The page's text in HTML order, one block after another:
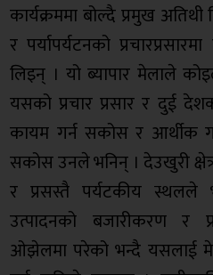
कार्यक्रममा बोल्दै प्रमुख
र पर्यापर्यटनको
लिइन् । यो ब्यापार मेलाले
यसको प्रचार प्रसार र दुई
कायम गर्न सकोस र आर्थीक
सकोस उनले भनिन् । देउखुरी
र प्रसस्तै पर्यटकीय स्थलले
उत्पादनको बजारीकरण र
ओझेलमा परेको भन्दै यसलाई